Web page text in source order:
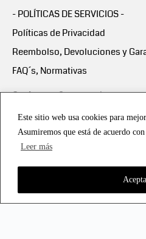
Este sitio web usa cookies para
Asumiremos que está de acuerdo
Leer más
- POLÍTICAS DE SERVICIOS -
Políticas de Privacidad
Reembolso, Devoluciones y
FAQ´s, Normativas
Scalapay:Compra ahora y
Scalapay Política Privacidad
Copyright © 2021 all rights